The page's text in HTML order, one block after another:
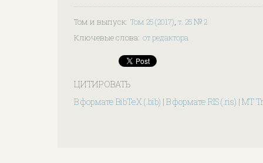
Том и выпуск: Том 25 (2017), т. 25 № 2
Ключевые слова: от редактора
ЦИТИРОВАТЬ
В формате BibTeX (.bib) | В формате RIS (.ris) | MT